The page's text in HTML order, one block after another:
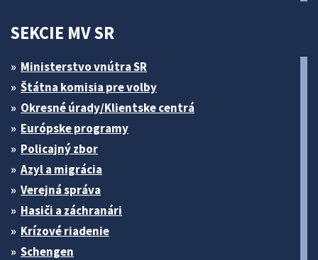
SEKCIE MV SR
Ministerstvo vnútra SR
Štátna komisia pre volby
Okresné úrady/Klientske centrá
Európske programy
Policajný zbor
Azyl a migrácia
Verejná správa
Hasiči a záchranári
Krízové riadenie
Schengen